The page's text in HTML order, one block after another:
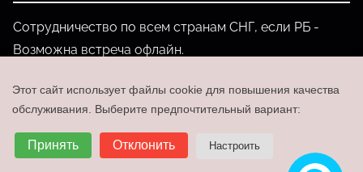
Сотрудничество по всем странам СНГ, если РБ -
Возможна встреча офлайн.
+375-29-202-00-52
Войти
Этот сайт использует файлы cookie для повышения качества
обслуживания. Выберите предпочтительный вариант:
Принять Отклонить Настроить